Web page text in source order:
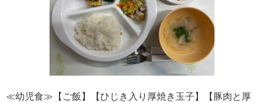
≪幼児食≫【ご飯】【ひじき入り厚焼き玉子】【豚肉と厚